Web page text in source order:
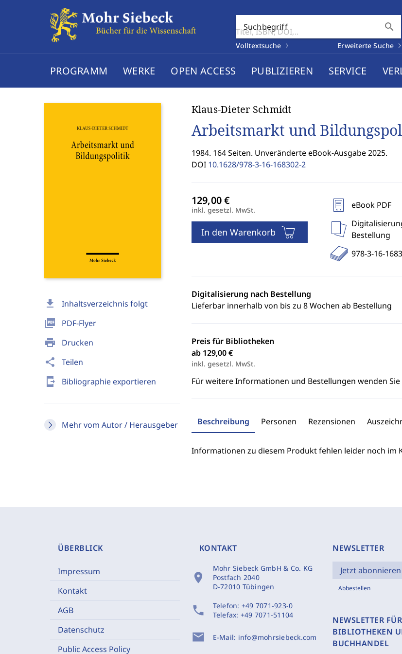
Suchbegriff search
Volltextsuche Erweiterte Suche
PROGRAMM WERKE OPEN ACCESS PUBLIZIEREN SERVICE
download Inhaltsverzeichnis folgt
picture_as_pdf PDF-Flyer
print Drucken
share Teilen
send_to_mobile Bibliographie exportieren
Mehr vom Autor / Herausgeber
Klaus-Dieter Schmidt
Arbeitsmarkt und
1984. 164 Seiten. Unveränderte eBook-Ausgabe 2025.
DOI 10.1628/978-3-16-168302-2
inkl. gesetzl. MwSt.
In den Warenkorb
eBook PDF
Bestellung
978-3-16-
Digitalisierung nach Bestellung
Lieferbar innerhalb von bis zu 8 Wochen ab Bestellung
Preis für Bibliotheken
ab 129,00 €
inkl. gesetzl. MwSt.
Für weitere Informationen und Bestellungen wenden
Beschreibung Personen Rezensionen
Informationen zu diesem Produkt fehlen leider noch im
ÜBERBLICK
Impressum
Kontakt
AGB
Datenschutz
Public Access Policy
KONTAKT
location_on
Mohr Siebeck GmbH & Co. KG
Postfach 2040
D-72010 Tübingen
phone Telefon: +49 7071-923-0
Telefax: +49 7071-51104
mail E-Mail: info@mohrsiebeck.com
NEWSLETTER
Jetzt abonnieren
Abbestellen
NEWSLETTER FÜR
BIBLIOTHEKEN
BUCHHANDEL